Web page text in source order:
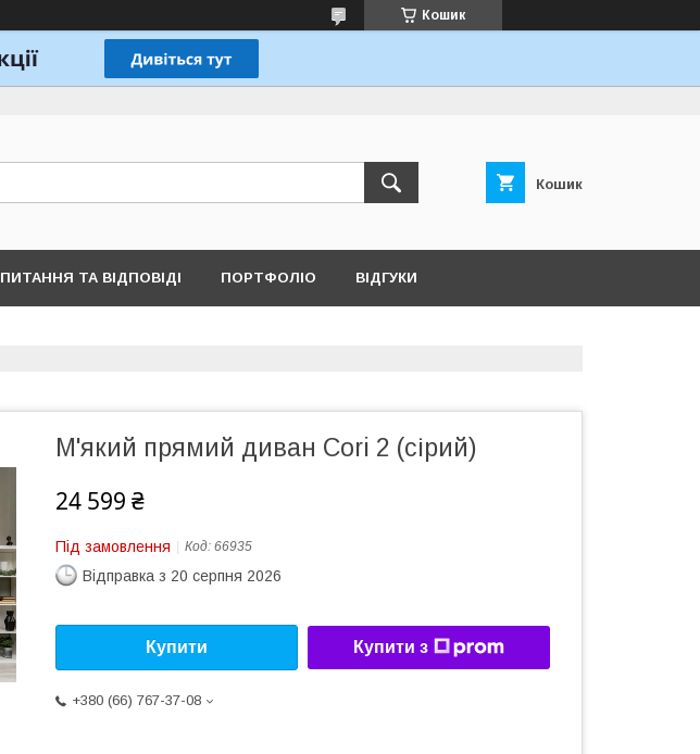
Кошик
Кошик
ПИТАННЯ ТА ВІДПОВІДІ ПОРТФОЛІО ВІДГУКИ
М'який прямий диван Cori 2 (сірий)
24 599 ₴
Під замовлення Код: 66935
Відправка з 20 серпня 2026
Купити Купити з
+380 (66) 767-37-08